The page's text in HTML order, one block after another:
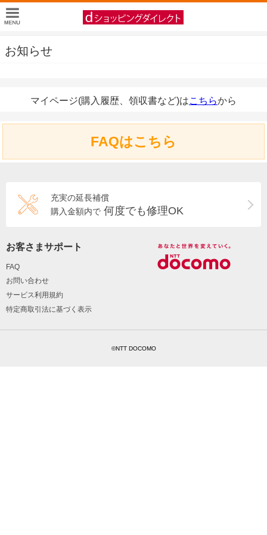
お知らせ
マイページ(購入履歴、領収書など)はこちらから
FAQはこちら
充実の延長補償
購入金額内で 何度でも修理OK
お客さまサポート
FAQ
お問い合わせ
サービス利用規約
特定商取引法に基づく表示
©NTT DOCOMO